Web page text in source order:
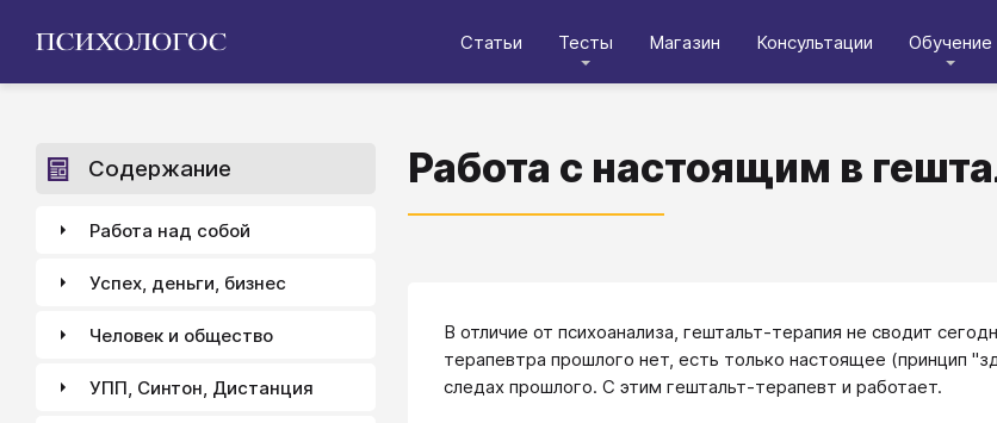
Статьи Тесты Магазин Консультации Обучение
Работа с настоящим в
В отличие от психоанализа, гештальт-терапия не сводит
терапевтра прошлого нет, есть только настоящее (принцип
следах прошлого. С этим гештальт-терапевт и работает.
Содержание
Работа над собой
Успех, деньги, бизнес
Человек и общество
УПП, Синтон, Дистанция